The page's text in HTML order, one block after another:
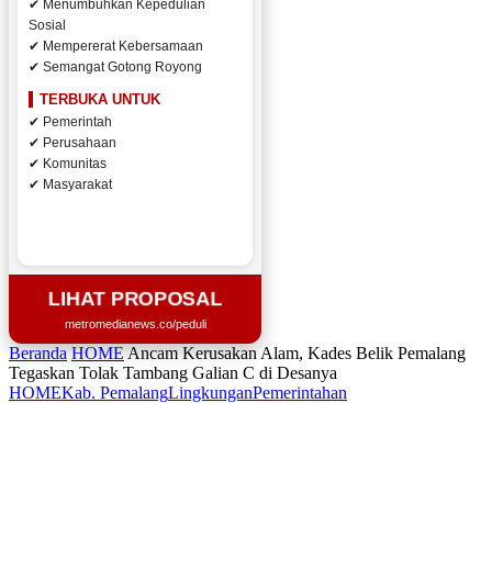
✔ Menumbuhkan Kepedulian
Sosial
✔ Mempererat Kebersamaan
✔ Semangat Gotong Royong
TERBUKA UNTUK
✔ Pemerintah
✔ Perusahaan
✔ Komunitas
✔ Masyarakat
LIHAT PROPOSAL
metromedianews.co/peduli
Beranda HOMEAncam Kerusakan Alam, Kades Belik Pemalang
Tegaskan Tolak Tambang Galian C di Desanya
HOMEKab. PemalangLingkunganPemerintahan